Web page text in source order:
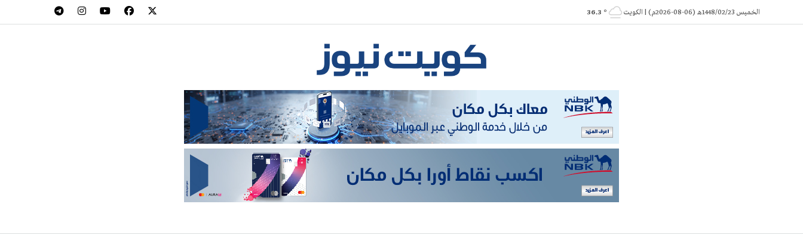
to
الخميس 1448/02/23هـ (06-08-2026م) | الكويت ° 36.3